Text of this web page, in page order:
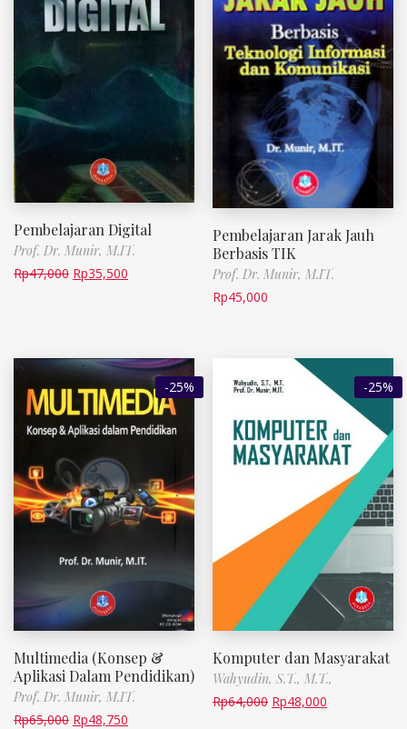
Pembelajaran Digital
Prof. Dr. Munir, M.IT.
Rp47,000 Rp35,500
Pembelajaran Jarak Jauh
Berbasis TIK
Prof. Dr. Munir, M.IT.
Rp45,000
-25%
Multimedia (Konsep &
Aplikasi Dalam Pendidikan)
Prof. Dr. Munir, M.IT.
Rp65,000 Rp48,750
-25%
Komputer dan Masyarakat
Wahyudin, S.T., M.T.,
Rp64,000 Rp48,000